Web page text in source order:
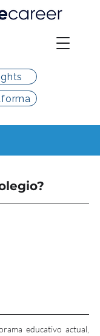
educativo actual,